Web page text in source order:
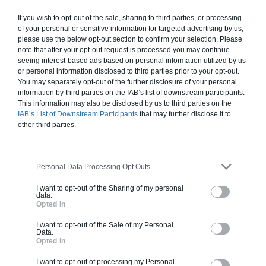
If you wish to opt-out of the sale, sharing to third parties, or processing
of your personal or sensitive information for targeted advertising by us,
please use the below opt-out section to confirm your selection. Please
note that after your opt-out request is processed you may continue
seeing interest-based ads based on personal information utilized by us
or personal information disclosed to third parties prior to your opt-out.
You may separately opt-out of the further disclosure of your personal
information by third parties on the IAB’s list of downstream participants.
This information may also be disclosed by us to third parties on the
IAB’s List of Downstream Participants that may further disclose it to
other third parties.
Personal Data Processing Opt Outs
I want to opt-out of the Sharing of my personal
data.
Opted In
I want to opt-out of the Sale of my Personal
Data.
Opted In
I want to opt-out of processing my Personal
automatiquement sur son logiciel de navigation.
Le cookie est un bloc de données qui ne permet pas
d’identifier les utilisateurs mais sert à enregistrer des
informations relatives à la navigation de celui-ci sur le site.
Les liens hypertexte présents sur le site « Archionline.com »
et aiguillant les utilisateurs vers d’autres sites internet
n’engagent en rien la responsabilité de la société Archionline
SAS quant au contenu de ces sites. Néanmoins tout problème
des informations erronées peut être signalé à l’adresse
suivante :info@archionline.fr
PROPRIÉTÉ INTELLECTUELLE ET DROIT
D’AUTEUR
La société Archionline SAS est l’auteur, au sens des articles L.
111.1 et suivants du Code de la Propriété Intellectuelle, du